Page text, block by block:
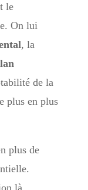
le
On lui
, la
de la
plus en plus
plus de